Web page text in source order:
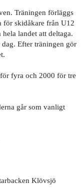
Träningen förläggs
för skidåkare från U12
landet att deltaga.
Efter träningen gör
fyra och 2000 för tre
går som vanligt
Klövsjö